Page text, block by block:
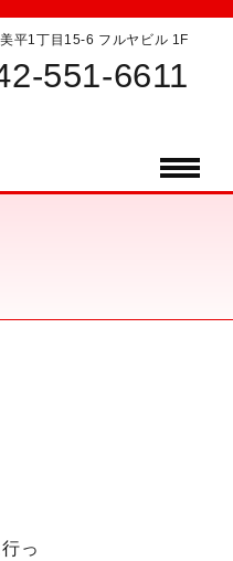
平1丁目15-6 フルヤビル 1F
551-6611
っ